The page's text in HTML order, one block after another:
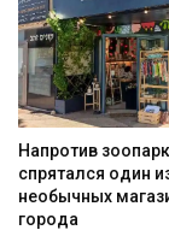
Напротив
спрятался один
необычных
города